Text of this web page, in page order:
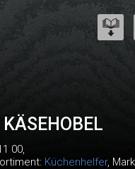
00,
Küchenhelfer,